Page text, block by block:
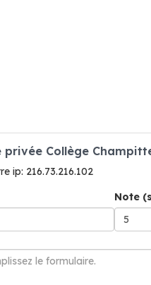
Collège
ip: 216.73.216.102
Note